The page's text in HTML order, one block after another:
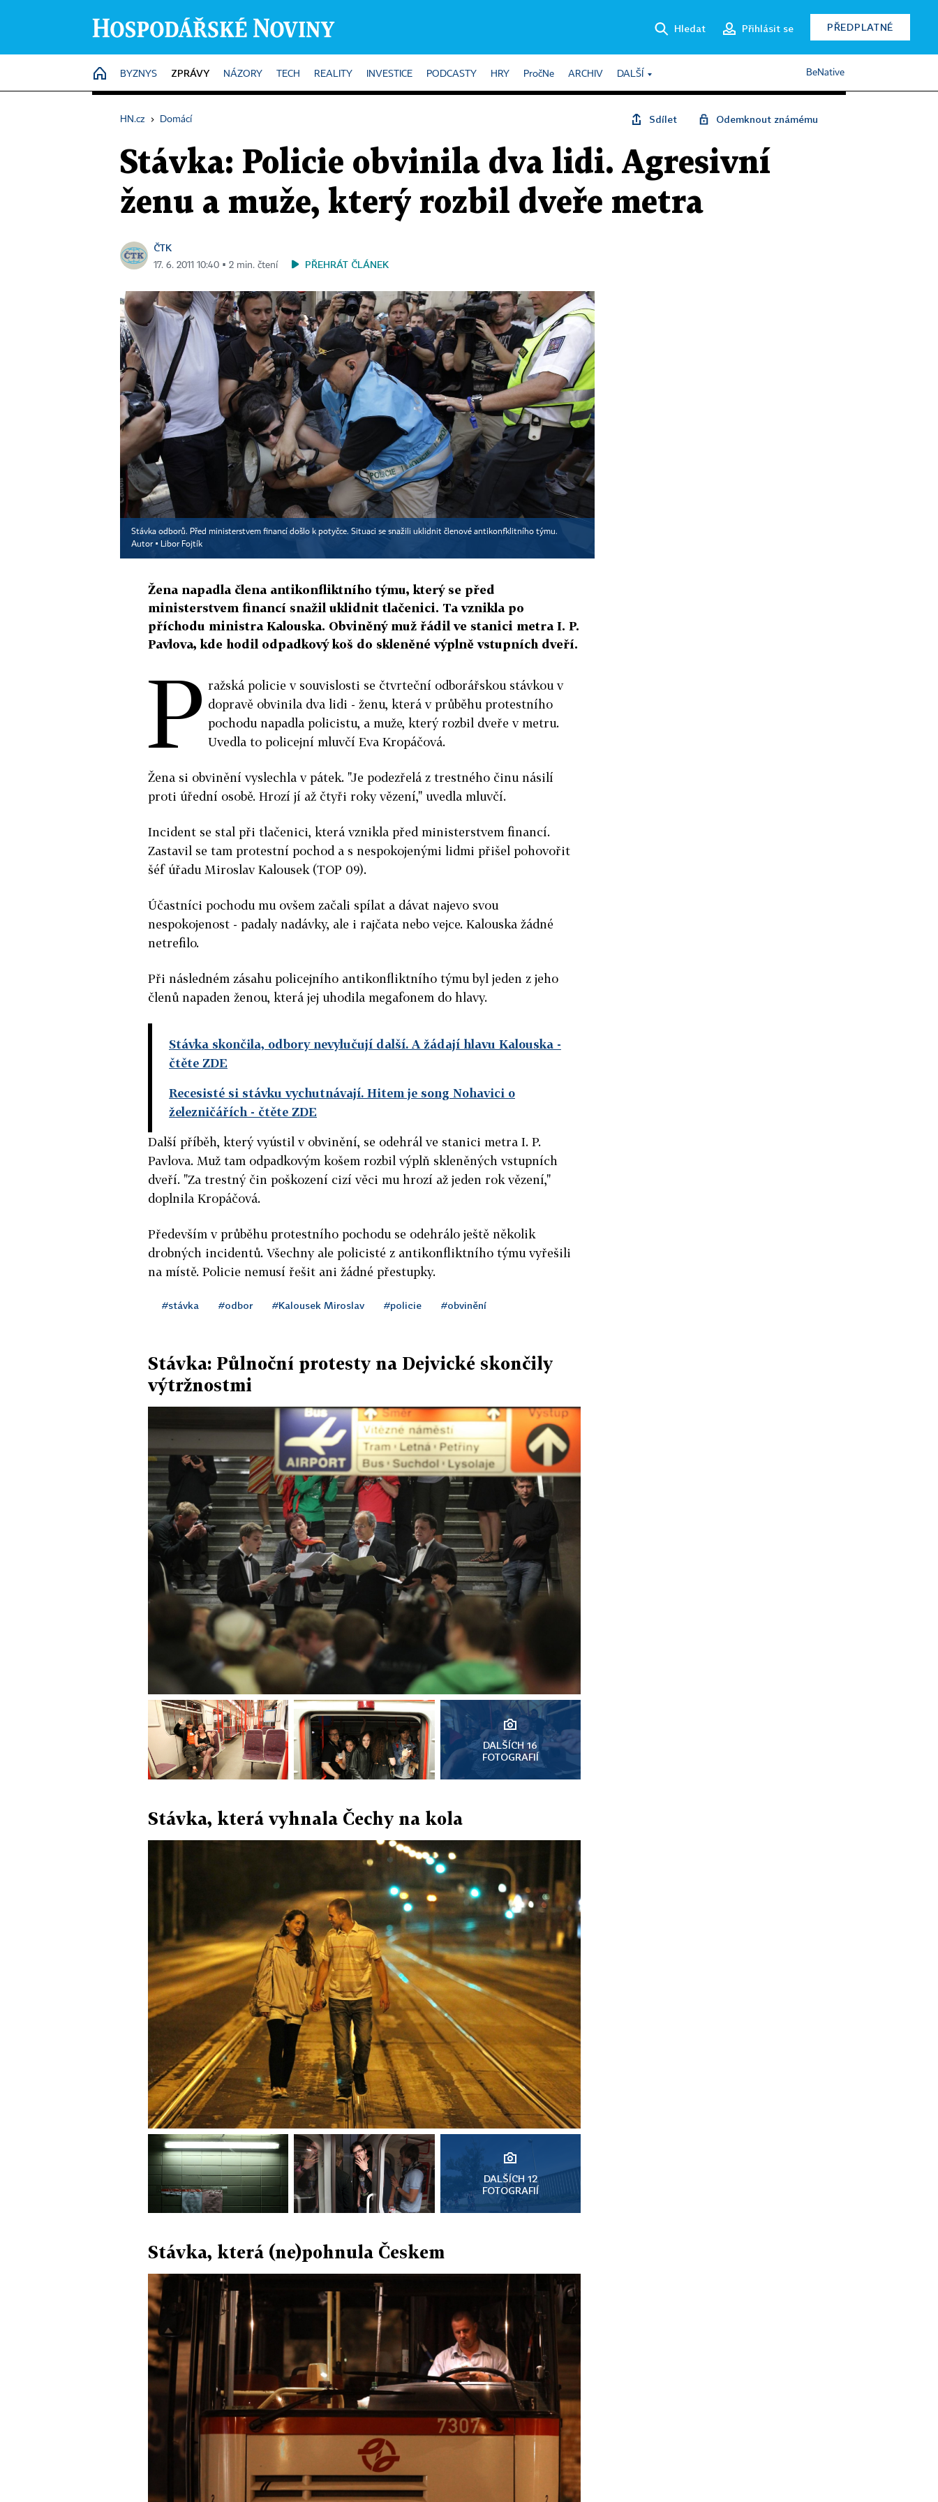
Hledat Přihlásit se PŘEDPLATNÉ
HOME
BYZNYS ZPRÁVY NÁZORY TECH REALITY INVESTICE PODCASTY HRY PročNe ARCHIV DALŠÍ BeNative
HN.cz › Domácí Sdílet Odemknout známému
Stávka: Policie obvinila dva lidi. Agresivní
ženu a muže, který rozbil dveře metra
ČTK
17. 6. 2011 10:40 ▪ 2 min. čtení PŘEHRÁT ČLÁNEK
Stávka odborů. Před ministerstvem financí došlo k potyčce. Situaci se snažili uklidnit členové antikonfklitního týmu.
Autor ▪ Libor Fojtík
Žena napadla člena antikonfliktního týmu, který se před
ministerstvem financí snažil uklidnit tlačenici. Ta vznikla po
příchodu ministra Kalouska. Obviněný muž řádil ve stanici metra I. P.
Pavlova, kde hodil odpadkový koš do skleněné výplně vstupních dveří.
P ražská policie v souvislosti se čtvrteční odborářskou stávkou v
dopravě obvinila dva lidi - ženu, která v průběhu protestního
pochodu napadla policistu, a muže, který rozbil dveře v metru.
Uvedla to policejní mluvčí Eva Kropáčová.
Žena si obvinění vyslechla v pátek. "Je podezřelá z trestného činu násilí
proti úřední osobě. Hrozí jí až čtyři roky vězení," uvedla mluvčí.
Incident se stal při tlačenici, která vznikla před ministerstvem financí.
Zastavil se tam protestní pochod a s nespokojenými lidmi přišel pohovořit
šéf úřadu Miroslav Kalousek (TOP 09).
Účastníci pochodu mu ovšem začali spílat a dávat najevo svou
nespokojenost - padaly nadávky, ale i rajčata nebo vejce. Kalouska žádné
netrefilo.
Při následném zásahu policejního antikonfliktního týmu byl jeden z jeho
členů napaden ženou, která jej uhodila megafonem do hlavy.
Stávka skončila, odbory nevylučují další. A žádají hlavu Kalouska -
čtěte ZDE
Recesisté si stávku vychutnávají. Hitem je song Nohavici o
železničářích - čtěte ZDE
Další příběh, který vyústil v obvinění, se odehrál ve stanici metra I. P.
Pavlova. Muž tam odpadkovým košem rozbil výplň skleněných vstupních
dveří. "Za trestný čin poškození cizí věci mu hrozí až jeden rok vězení,"
doplnila Kropáčová.
Především v průběhu protestního pochodu se odehrálo ještě několik
drobných incidentů. Všechny ale policisté z antikonfliktního týmu vyřešili
na místě. Policie nemusí řešit ani žádné přestupky.
#stávka #odbor #Kalousek Miroslav #policie #obvinění
Stávka: Půlnoční protesty na Dejvické skončily
výtržnostmi
DALŠÍCH 16
FOTOGRAFIÍ
Stávka, která vyhnala Čechy na kola
DALŠÍCH 12
FOTOGRAFIÍ
Stávka, která (ne)pohnula Českem